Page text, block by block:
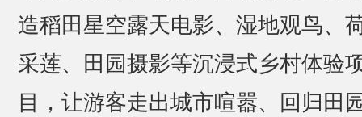
造稻田星空露天电影、湿地观鸟、
采莲、田园摄影等沉浸式乡村体验
目，让游客走出城市喧嚣、回归田